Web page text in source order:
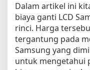
Dalam artikel ini
biaya ganti LCD
rinci. Harga
tergantung pada
Samsung yang
untuk mengetahui